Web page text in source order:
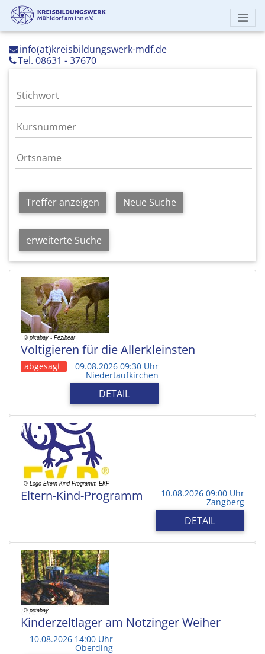
info(at)kreisbildungswerk-mdf.de
Tel. 08631 - 37670
Treffer anzeigen Neue Suche
erweiterte Suche
Voltigieren für die Allerkleinsten
abgesagt 09.08.2026 09:30 Uhr
Niedertaufkirchen
DETAIL
Eltern-Kind-Programm 10.08.2026 09:00 Uhr
Zangberg
DETAIL
Kinderzeltlager am Notzinger Weiher
10.08.2026 14:00 Uhr
Oberding